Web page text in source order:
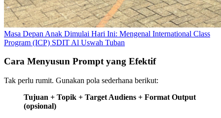
Masa Depan Anak Dimulai Hari Ini: Mengenal International Class
Program (ICP) SDIT Al Uswah Tuban
Cara Menyusun Prompt yang Efektif
Tak perlu rumit. Gunakan pola sederhana berikut:
Tujuan + Topik + Target Audiens + Format Output
(opsional)